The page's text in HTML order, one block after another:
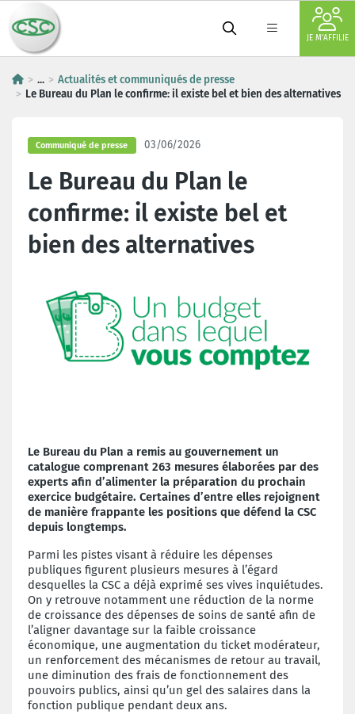
JE M'AFFILIE
...
Actualités et communiqués de presse
Le Bureau du Plan le confirme: il existe bel et bien des alternatives
Communiqué de presse 03/06/2026
Le Bureau du Plan le
confirme: il existe bel et
bien des alternatives
Le Bureau du Plan a remis au gouvernement un
catalogue comprenant 263 mesures élaborées par des
experts afin d’alimenter la préparation du prochain
exercice budgétaire. Certaines d’entre elles rejoignent
de manière frappante les positions que défend la CSC
depuis longtemps.
Parmi les pistes visant à réduire les dépenses
publiques figurent plusieurs mesures à l’égard
desquelles la CSC a déjà exprimé ses vives inquiétudes.
On y retrouve notamment une réduction de la norme
de croissance des dépenses de soins de santé afin de
l’aligner davantage sur la faible croissance
économique, une augmentation du ticket modérateur,
un renforcement des mécanismes de retour au travail,
une diminution des frais de fonctionnement des
pouvoirs publics, ainsi qu’un gel des salaires dans la
fonction publique pendant deux ans.